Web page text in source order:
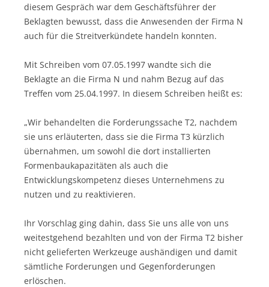
diesem Gespräch war dem Geschäftsführer der
Beklagten bewusst, dass die Anwesenden der Firma N
auch für die Streitverkündete handeln konnten.
Mit Schreiben vom 07.05.1997 wandte sich die
Beklagte an die Firma N und nahm Bezug auf das
Treffen vom 25.04.1997. In diesem Schreiben heißt es:
„Wir behandelten die Forderungssache T2, nachdem
sie uns erläuterten, dass sie die Firma T3 kürzlich
übernahmen, um sowohl die dort installierten
Formenbaukapazitäten als auch die
Entwicklungskompetenz dieses Unternehmens zu
nutzen und zu reaktivieren.
Ihr Vorschlag ging dahin, dass Sie uns alle von uns
weitestgehend bezahlten und von der Firma T2 bisher
nicht gelieferten Werkzeuge aushändigen und damit
sämtliche Forderungen und Gegenforderungen
erlöschen.